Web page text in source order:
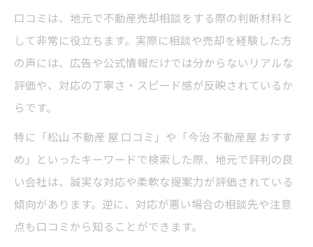
口コミは、地元で不動産売却相談をする際の判断材料と
して非常に役立ちます。実際に相談や売却を経験した方
の声には、広告や公式情報だけでは分からないリアルな
評価や、対応の丁寧さ・スピード感が反映されているか
らです。
特に「松山 不動産 屋 口コミ」や「今治 不動産屋 おすす
め」といったキーワードで検索した際、地元で評判の良
い会社は、誠実な対応や柔軟な提案力が評価されている
傾向があります。逆に、対応が悪い場合の相談先や注意
点も口コミから知ることができます。